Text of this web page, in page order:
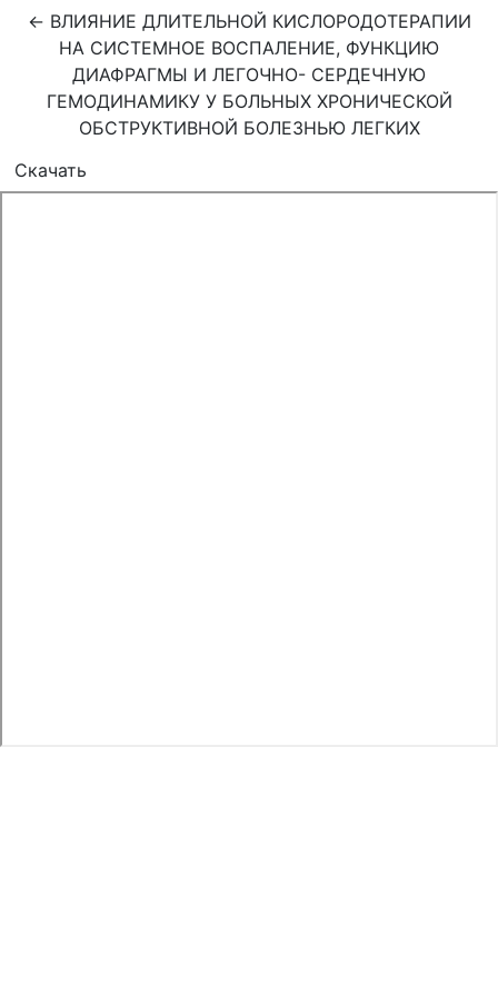
← Вернуться к Подробностям о статье
ВЛИЯНИЕ ДЛИТЕЛЬНОЙ КИСЛОРОДОТЕРАПИИ
НА СИСТЕМНОЕ ВОСПАЛЕНИЕ, ФУНКЦИЮ
ДИАФРАГМЫ И ЛЕГОЧНО- СЕРДЕЧНУЮ
ГЕМОДИНАМИКУ У БОЛЬНЫХ ХРОНИЧЕСКОЙ
ОБСТРУКТИВНОЙ БОЛЕЗНЬЮ ЛЕГКИХ
Скачать